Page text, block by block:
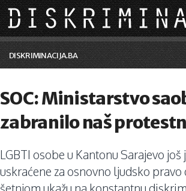
Skip to main content
DISKRIMINACIJA.BA
Vijesti i događaji
Aktuelne teme
Kolumne
Lične priče
SOC: Ministarstvo
zabranilo naš
LGBTI osobe u Kantonu Sarajevo još
uskraćene za osnovno ljudsko